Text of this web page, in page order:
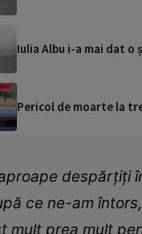
Iulia Albu i-a mai dat o
Pericol de moarte la
despărțiți
ce ne-am
mult prea mult